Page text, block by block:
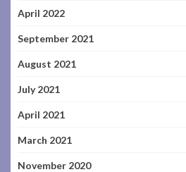
April 2022
September 2021
August 2021
July 2021
April 2021
March 2021
November 2020